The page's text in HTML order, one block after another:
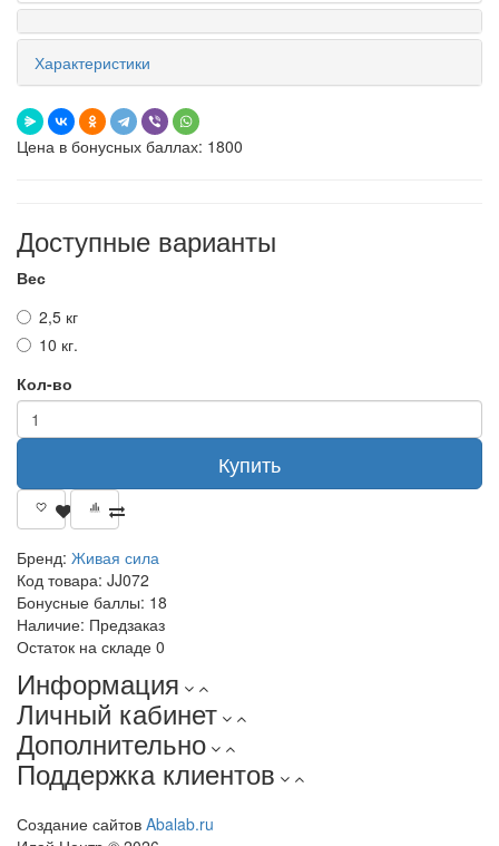
Характеристики
Цена в бонусных баллах: 1800
Доступные варианты
Вес
2,5 кг
10 кг.
Кол-во
Купить
Бренд: Живая сила
Код товара: JJ072
Бонусные баллы: 18
Наличие: Предзаказ
Остаток на складе 0
Информация
Личный кабинет
Дополнительно
Поддержка клиентов
Создание сайтов Abalab.ru